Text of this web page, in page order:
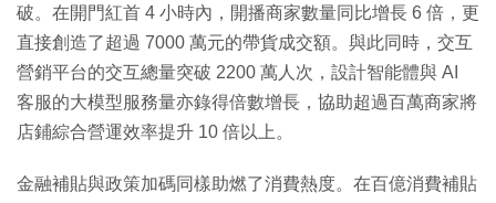
破。在開門紅首 4 小時內，開播商家數量同比增長 6 倍，更
直接創造了超過 7000 萬元的帶貨成交額。與此同時，交互
營銷平台的交互總量突破 2200 萬人次，設計智能體與 AI
客服的大模型服務量亦錄得倍數增長，協助超過百萬商家將
店鋪綜合營運效率提升 10 倍以上。
金融補貼與政策加碼同樣助燃了消費熱度。在百億消費補貼